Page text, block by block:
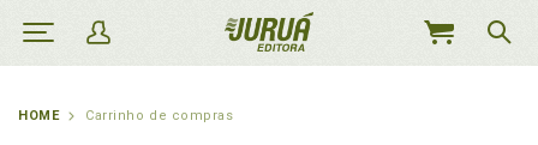
MEU
HOME Carrinho de compras